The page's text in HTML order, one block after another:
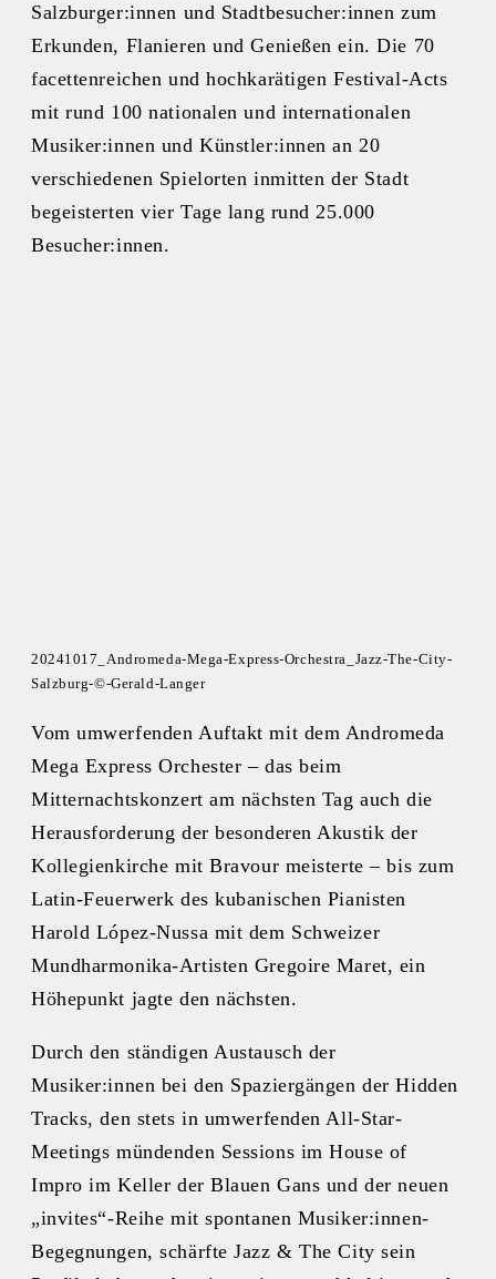
Salzburger:innen und Stadtbesucher:innen zum
Erkunden, Flanieren und Genießen ein. Die 70
facettenreichen und hochkarätigen Festival-Acts
mit rund 100 nationalen und internationalen
Musiker:innen und Künstler:innen an 20
verschiedenen Spielorten inmitten der Stadt
begeisterten vier Tage lang rund 25.000
Besucher:innen.
20241017_Andromeda-Mega-Express-Orchestra_Jazz-The-City-
Salzburg-©-Gerald-Langer
Vom umwerfenden Auftakt mit dem Andromeda
Mega Express Orchester – das beim
Mitternachtskonzert am nächsten Tag auch die
Herausforderung der besonderen Akustik der
Kollegienkirche mit Bravour meisterte – bis zum
Latin-Feuerwerk des kubanischen Pianisten
Harold López-Nussa mit dem Schweizer
Mundharmonika-Artisten Gregoire Maret, ein
Höhepunkt jagte den nächsten.
Durch den ständigen Austausch der
Musiker:innen bei den Spaziergängen der Hidden
Tracks, den stets in umwerfenden All-Star-
Meetings mündenden Sessions im House of
Impro im Keller der Blauen Gans und der neuen
„invites“-Reihe mit spontanen Musiker:innen-
Begegnungen, schärfte Jazz & The City sein